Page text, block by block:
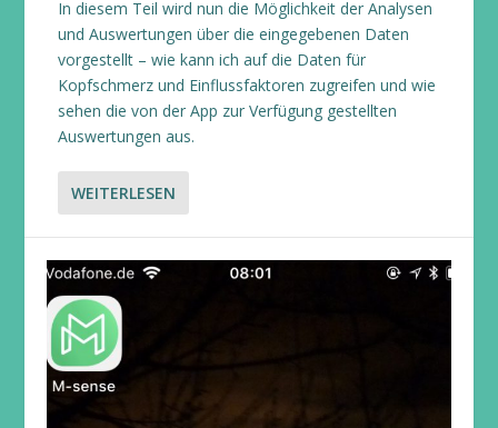
In diesem Teil wird nun die Möglichkeit der Analysen
und Auswertungen über die eingegebenen Daten
vorgestellt – wie kann ich auf die Daten für
Kopfschmerz und Einflussfaktoren zugreifen und wie
sehen die von der App zur Verfügung gestellten
Auswertungen aus.
WEITERLESEN